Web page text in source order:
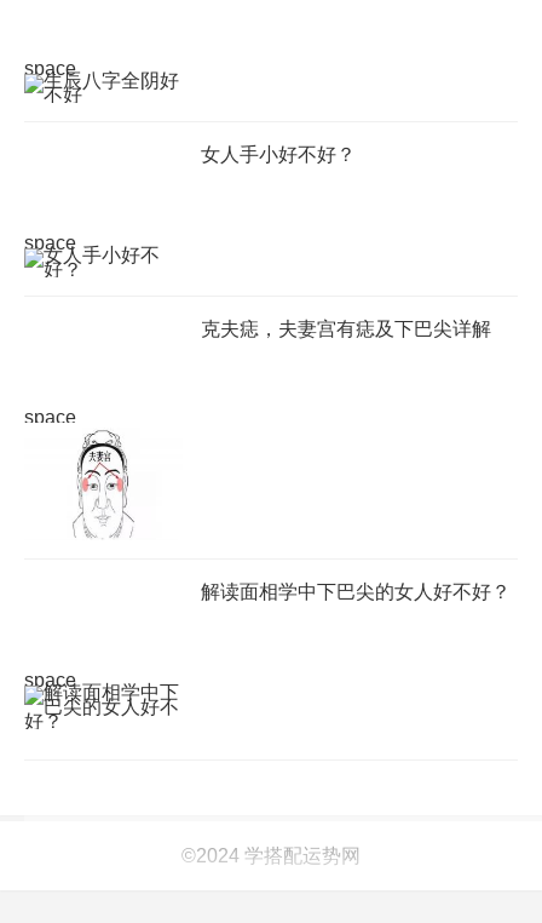
space
space
女人手小好不好？
space
克夫痣，夫妻宫有痣及下巴尖详解
space
解读面相学中下巴尖的女人好不好？
©2024 学搭配运势网